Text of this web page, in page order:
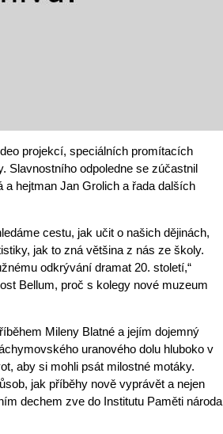
projekcí, speciálních promítacích
Slavnostního odpoledne se zúčastnil
a hejtman Jan Grolich a řada dalších
cestu, jak učit o našich dějinách,
jak to zná většina z nás ze školy.
odkrývání dramat 20. století,“
Bellum, proč s kolegy nové muzeum
Mileny Blatné a jejím dojemný
uranového dolu hluboko v
aby si mohli psát milostné motáky.
jak příběhy nově vyprávět a nejen
dechem zve do Institutu Paměti národa